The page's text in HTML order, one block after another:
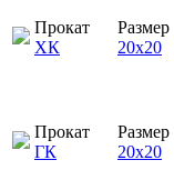
Прокат
ХК
Размер
20х20
Прокат
ГК
Размер
20х20